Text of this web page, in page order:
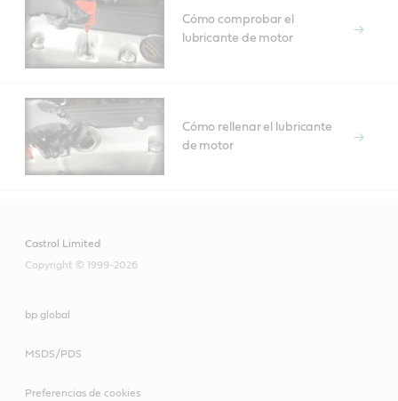
Cómo comprobar el
lubricante de motor
Cómo rellenar el lubricante
de motor
Castrol Limited
Copyright © 1999-2026
bp global
MSDS/PDS
Preferencias de cookies